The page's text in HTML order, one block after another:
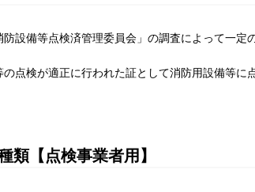
設備等点検済管理委員会」の調査によって一
点検が適正に行われた証として消防用設備等に
類【点検事業者用】